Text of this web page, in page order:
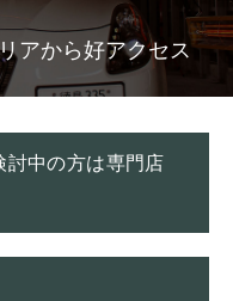
アから好アクセス
討中の方は専門店